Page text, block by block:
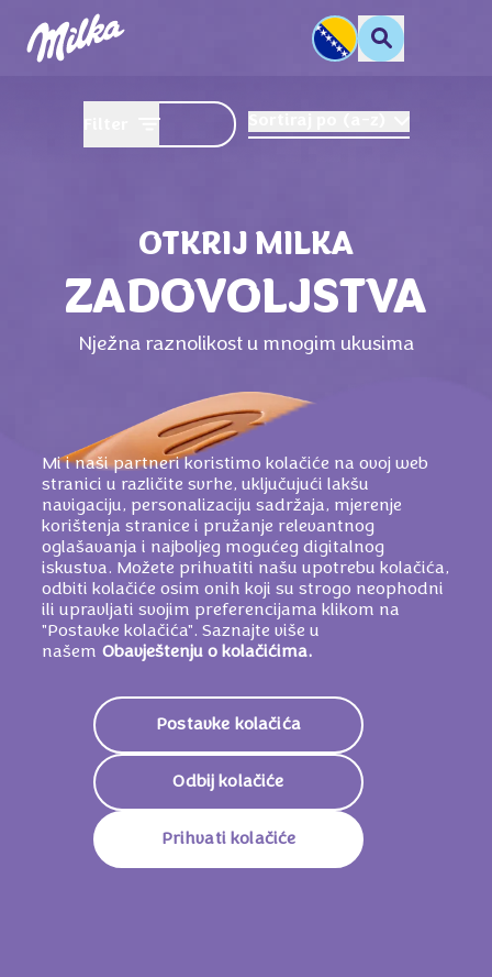
OTKRIJ MILKA
ZADOVOLJSTVA
Nježna raznolikost u mnogim ukusima
Mi i naši partneri koristimo kolačiće na ovoj web
stranici u različite svrhe, uključujući lakšu
navigaciju, personalizaciju sadržaja, mjerenje
korištenja stranice i pružanje relevantnog
oglašavanja i najboljeg mogućeg digitalnog
iskustva. Možete prihvatiti našu upotrebu kolačića,
odbiti kolačiće osim onih koji su strogo neophodni
ili upravljati svojim preferencijama klikom na
"Postavke kolačića". Saznajte više u
našem Obavještenju o kolačićima.
Postavke kolačića
Odbij kolačiće
Prihvati kolačiće